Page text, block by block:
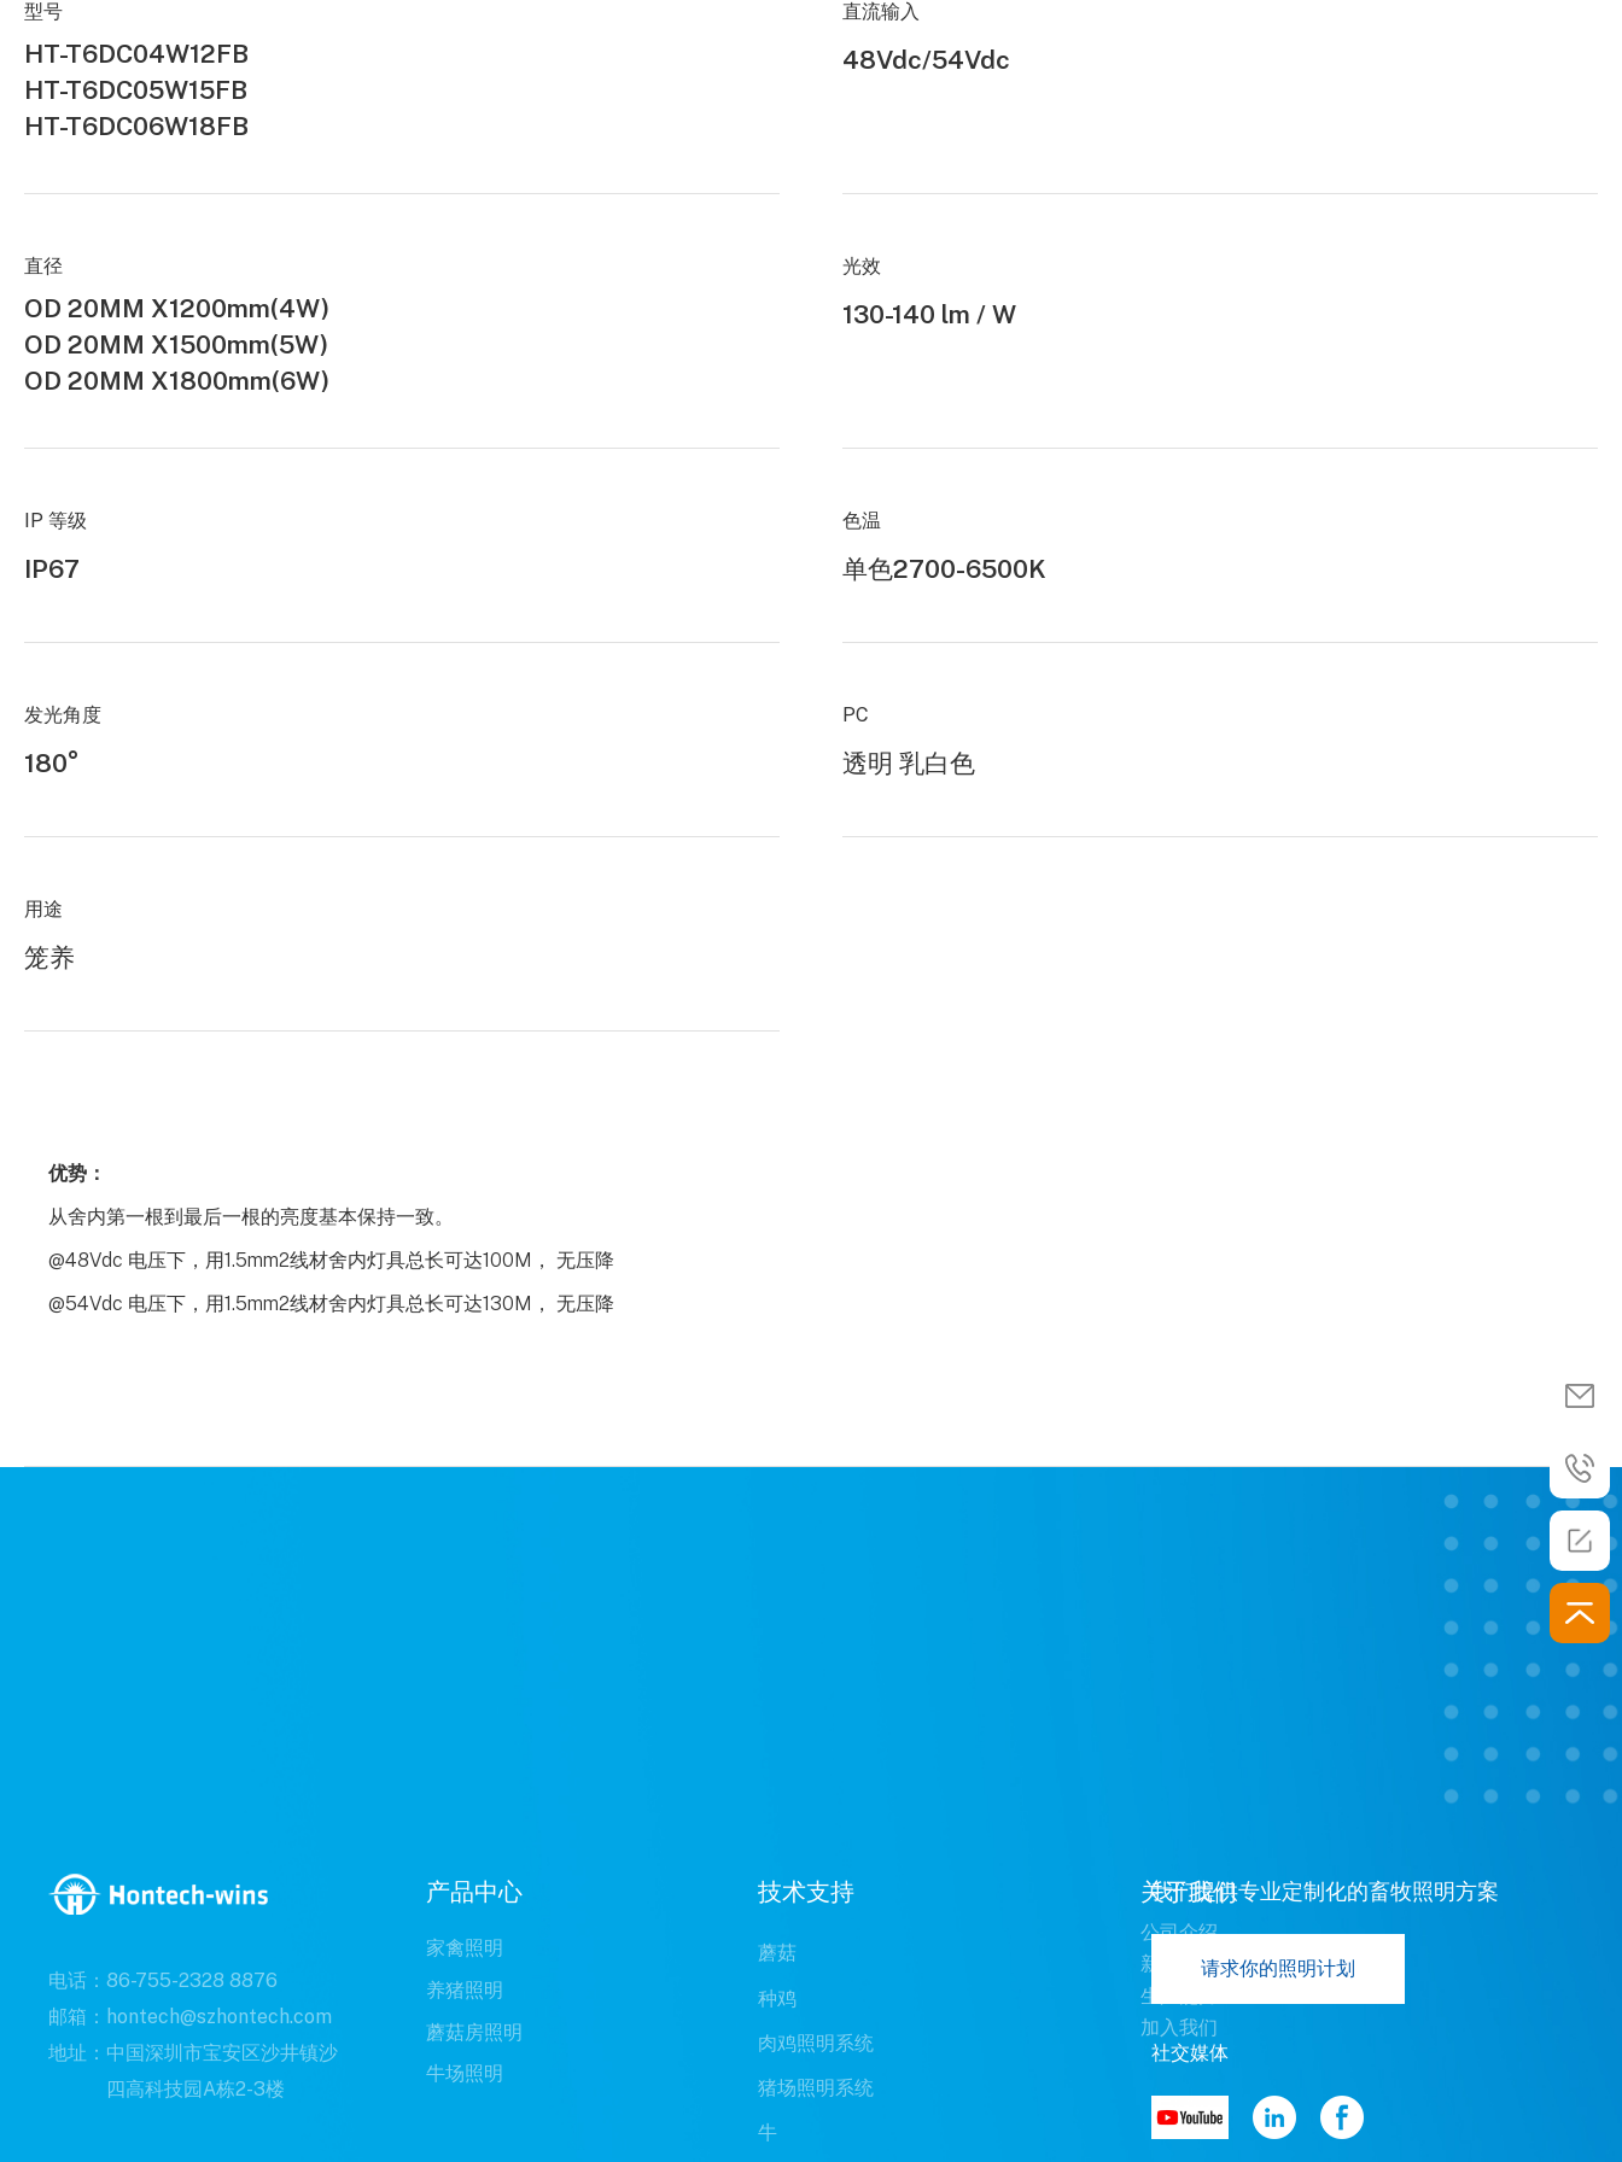
型号
HT-T6DC04W12FB
HT-T6DC05W15FB
HT-T6DC06W18FB
直流输入
48Vdc/54Vdc
直径
OD 20MM X1200mm(4W)
OD 20MM X1500mm(5W)
OD 20MM X1800mm(6W)
光效
130-140 lm / W
IP 等级
IP67
色温
单色2700-6500K
发光角度
180°
PC
透明 乳白色
用途
笼养
优势：
从舍内第一根到最后一根的亮度基本保持一致。
@48Vdc 电压下，用1.5mm2线材舍内灯具总长可达100M， 无压降
@54Vdc 电压下，用1.5mm2线材舍内灯具总长可达130M， 无压降
电话：86-755-2328 8876
邮箱：hontech@szhontech.com
地址：中国深圳市宝安区沙井镇沙
四高科技园A栋2-3楼
产品中心
家禽照明
养猪照明
蘑菇房照明
牛场照明
技术支持
蘑菇
种鸡
肉鸡照明系统
猪场照明系统
牛
关于我们
公司介绍
新闻中心
生产能力
加入我们
我们提供专业定制化的畜牧照明方案
请求你的照明计划
社交媒体